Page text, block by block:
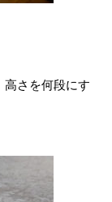
高さを何段にす